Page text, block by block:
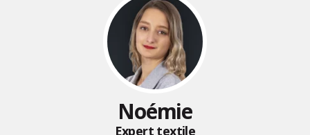
Noémie
Expert textile